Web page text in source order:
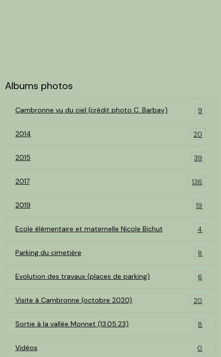
Albums photos
Cambronne vu du ciel (crédit photo C. Barbay) 9
2014 20
2015 39
2017 136
2019 19
Ecole élémentaire et maternelle Nicole Bichut 4
Parking du cimetière 8
Evolution des travaux (places de parking) 6
Visite à Cambronne (octobre 2020) 20
Sortie à la vallée Monnet (13.05.23) 8
Vidéos 0